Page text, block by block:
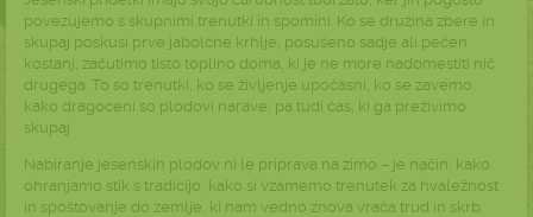
povezujemo s skupnimi trenutki in spomini. Ko se družina zbere in
skupaj poskusi prve jabolčne krhlje, posušeno sadje ali pečen
kostanj, začutimo tisto toplino doma, ki je ne more nadomestiti nič
drugega. To so trenutki, ko se življenje upočasni, ko se zavemo,
kako dragoceni so plodovi narave, pa tudi čas, ki ga preživimo
skupaj.
Nabiranje jesenskih plodov ni le priprava na zimo – je način, kako
ohranjamo stik s tradicijo, kako si vzamemo trenutek za hvaležnost
in spoštovanje do zemlje, ki nam vedno znova vrača trud in skrb.